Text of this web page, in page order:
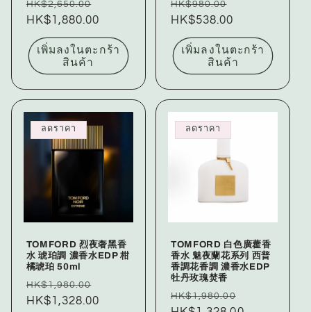
ราคา
ปกติ
HK$2,650.00
โปรโมชัน
HK$1,880.00
เพิ่มลงในตะกร้า
สินค้า
ราคา
ปกติ
HK$980.00
HK$538.00
เพิ่มลงในตะกร้า
สินค้า
ลดราคา
TOMFORD 烈夜奢黑香
水 琥珀調 濃香水EDP 柑
橘琥珀 50ml
ราคา
ปกติ
HK$1,980.00
โปรโมชัน
HK$1,328.00
ลดราคา
TOMFORD 白色廣藿香
香水 魅夜蘭花系列 西普
香調花香調 濃香水EDP
牡丹玫瑰焚香
ราคา
HK$1,980.00